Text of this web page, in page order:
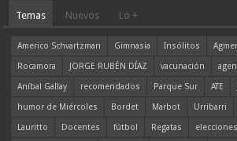
Temas Nuevos Lo +
Americo Schvartzman Gimnasia Insólitos Agmer
Rocamora
JORGE RUBÉN DÍAZ vacunación
Aníbal Gallay
recomendados Parque Sur ATE
humor de Miércoles
Bordet Marbot Urribarri
Lauritto
Docentes fútbol Regatas elecciones